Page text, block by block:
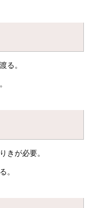
る。
きが必要。
。